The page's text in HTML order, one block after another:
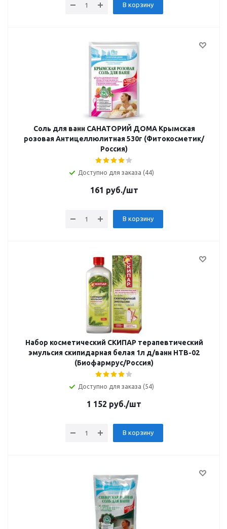
В корзину
Соль для ванн САНАТОРИЙ ДОМА Крымская
розовая Антицеллюлитная 530г (Фитокосметик/
Россия)
Доступно для заказа (44)
161 руб./шт
В корзину
Набор косметический СКИПАР терапевтический
эмульсия скипидарная белая 1л д/ванн НТВ-02
(Биофармрус/Россия)
Доступно для заказа (54)
1 152 руб./шт
В корзину